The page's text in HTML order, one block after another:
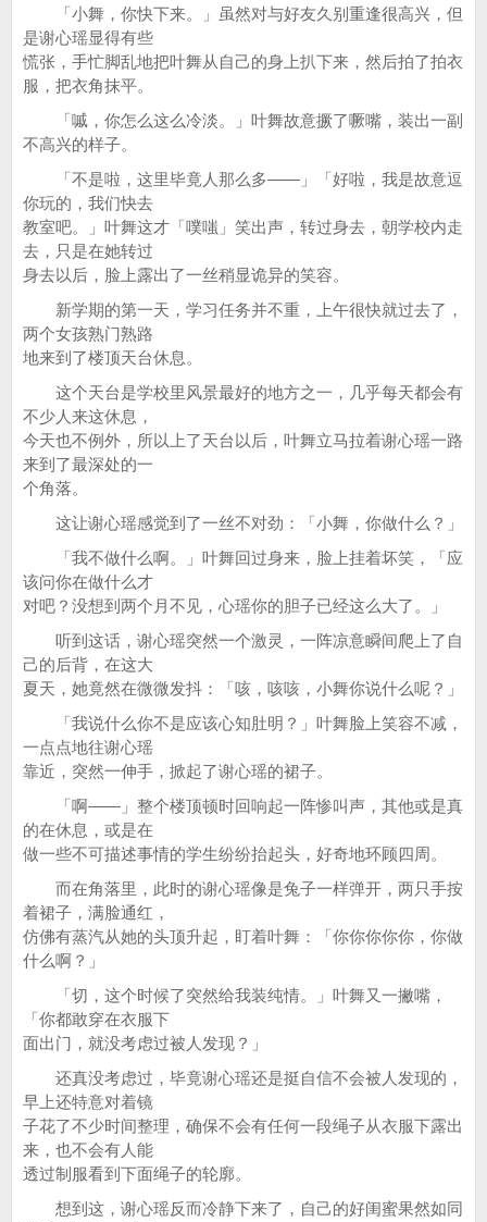
「小舞，你快下来。」虽然对与好友久别重逢很高兴，但
是谢心瑶显得有些
慌张，手忙脚乱地把叶舞从自己的身上扒下来，然后拍了拍衣
服，把衣角抹平。
「嘁，你怎么这么冷淡。」叶舞故意撅了噘嘴，装出一副
不高兴的样子。
「不是啦，这里毕竟人那么多——」「好啦，我是故意逗
你玩的，我们快去
教室吧。」叶舞这才「噗嗤」笑出声，转过身去，朝学校内走
去，只是在她转过
身去以后，脸上露出了一丝稍显诡异的笑容。
新学期的第一天，学习任务并不重，上午很快就过去了，
两个女孩熟门熟路
地来到了楼顶天台休息。
这个天台是学校里风景最好的地方之一，几乎每天都会有
不少人来这休息，
今天也不例外，所以上了天台以后，叶舞立马拉着谢心瑶一路
来到了最深处的一
个角落。
这让谢心瑶感觉到了一丝不对劲：「小舞，你做什么？」
「我不做什么啊。」叶舞回过身来，脸上挂着坏笑，「应
该问你在做什么才
对吧？没想到两个月不见，心瑶你的胆子已经这么大了。」
听到这话，谢心瑶突然一个激灵，一阵凉意瞬间爬上了自
己的后背，在这大
夏天，她竟然在微微发抖：「咳，咳咳，小舞你说什么呢？」
「我说什么你不是应该心知肚明？」叶舞脸上笑容不减，
一点点地往谢心瑶
靠近，突然一伸手，掀起了谢心瑶的裙子。
「啊——」整个楼顶顿时回响起一阵惨叫声，其他或是真
的在休息，或是在
做一些不可描述事情的学生纷纷抬起头，好奇地环顾四周。
而在角落里，此时的谢心瑶像是兔子一样弹开，两只手按
着裙子，满脸通红，
仿佛有蒸汽从她的头顶升起，盯着叶舞：「你你你你你，你做
什么啊？」
「切，这个时候了突然给我装纯情。」叶舞又一撇嘴，
「你都敢穿在衣服下
面出门，就没考虑过被人发现？」
还真没考虑过，毕竟谢心瑶还是挺自信不会被人发现的，
早上还特意对着镜
子花了不少时间整理，确保不会有任何一段绳子从衣服下露出
来，也不会有人能
透过制服看到下面绳子的轮廓。
想到这，谢心瑶反而冷静下来了，自己的好闺蜜果然如同